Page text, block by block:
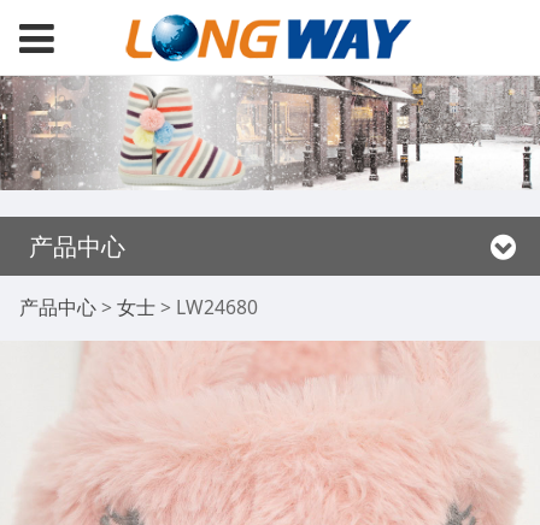
产品中心
LW24680
产品中心> 女士> LW24680